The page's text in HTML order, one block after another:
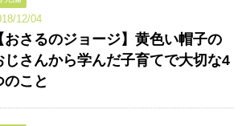
12/04
おさるのジョージ】黄色い帽子の
じさんから学んだ子育てで大切な4
のこと